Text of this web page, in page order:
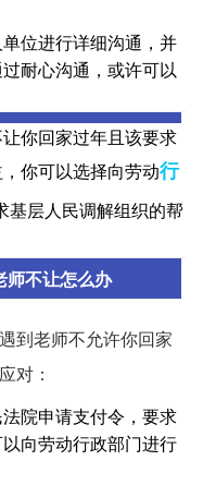
位进行详细沟通，并
耐心沟通，或许可以
你回家过年且该要求
你可以选择向劳动行
基层人民调解组织的帮
师不让怎么办
到老师不允许你回家
对：
院申请支付令，要求
向劳动行政部门进行